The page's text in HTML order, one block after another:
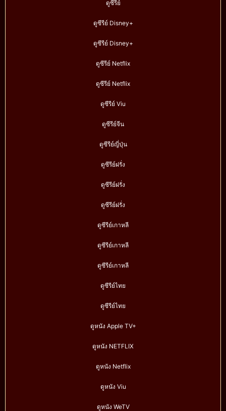
ดูซีรี่ย์
ดูซีรีย์ Disney+
ดูซีรีย์ Disney+
ดูซีรีย์ Netflix
ดูซีรีย์ Netflix
ดูซีรีย์ Viu
ดูซีรีย์จีน
ดูซีรีย์ญี่ปุ่น
ดูซีรีย์ฝรั่ง
ดูซีรีย์ฝรั่ง
ดูซีรีย์ฝรั่ง
ดูซีรีย์เกาหลี
ดูซีรีย์เกาหลี
ดูซีรีย์เกาหลี
ดูซีรีย์ไทย
ดูซีรีย์ไทย
ดูหนัง Apple TV+
ดูหนัง NETFLIX
ดูหนัง Netflix
ดูหนัง Viu
ดูหนัง WeTV